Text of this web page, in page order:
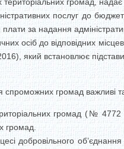
послуг до
за надання
осіб до відповідних
який встановлює
громад важливі
громад (№
громад.
добровільного